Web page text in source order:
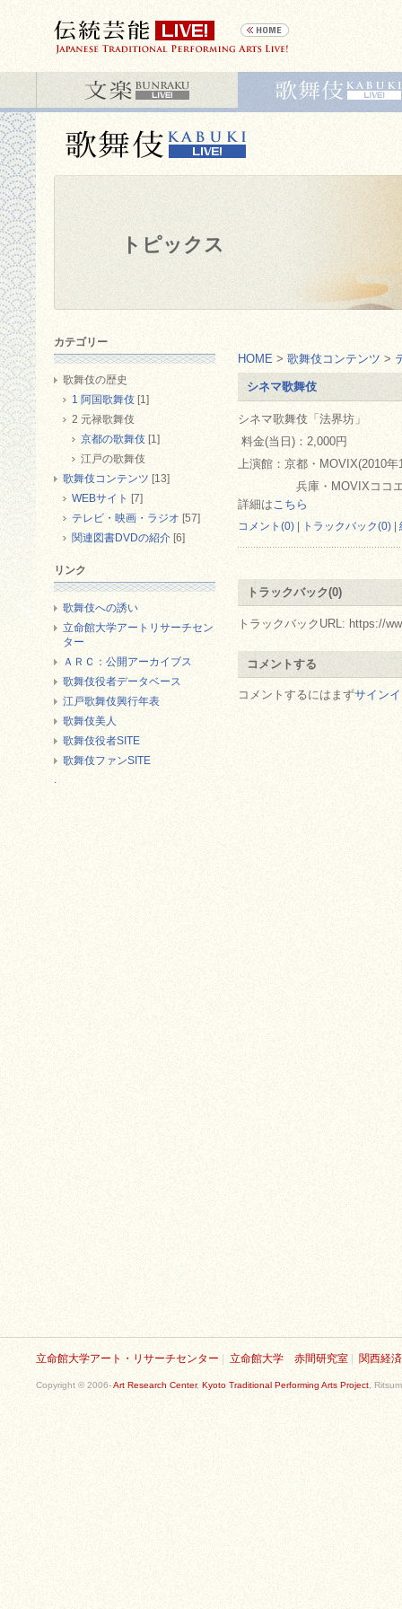
トピックス
HOME > 歌舞伎コンテンツ >
シネマ歌舞伎
シネマ歌舞伎「法界坊」
料金(当日)：2,000円
上演館：京都・MOVIX(2010年
兵庫・MOVIXココエ尼
詳細はこちら
コメント(0) トラックバック(0)
トラックバック(0)
トラックバックURL: https://
コメントする
コメントするにはまずサイン
カテゴリー
歌舞伎の歴史
1 阿国歌舞伎 [1]
2 元禄歌舞伎
京都の歌舞伎 [1]
江戸の歌舞伎
歌舞伎コンテンツ [13]
WEBサイト [7]
テレビ・映画・ラジオ [57]
関連図書DVDの紹介 [6]
リンク
歌舞伎への誘い
立命館大学アートリサーチセン
ター
ＡＲＣ：公開アーカイブス
歌舞伎役者データベース
江戸歌舞伎興行年表
歌舞伎美人
歌舞伎役者SITE
歌舞伎ファンSITE
.
立命館大学アート・リサーチセンター 立命館大学 赤間研究室 関西経
Copyright © 2006-Art Research Center, Kyoto Traditional Performing Arts Project ,